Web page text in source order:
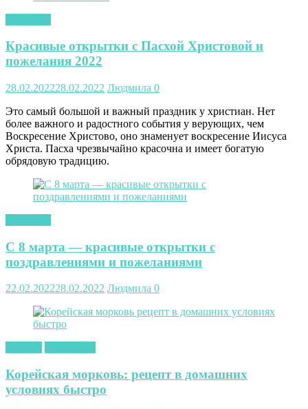
Красивые открытки с Пасхой Христовой и
пожелания 2022
28.02.202228.02.2022 Людмила 0
Это самый большой и важный праздник у христиан. Нет
более важного и радостного события у верующих, чем
Воскресение Христово, оно знаменует воскресение Иисуса
Христа. Пасха чрезвычайно красочна и имеет богатую
обрядовую традицию.
С 8 марта — красивые открытки с
поздравлениями и пожеланиями
22.02.202228.02.2022 Людмила 0
Корейская морковь: рецепт в домашних
условиях быстро